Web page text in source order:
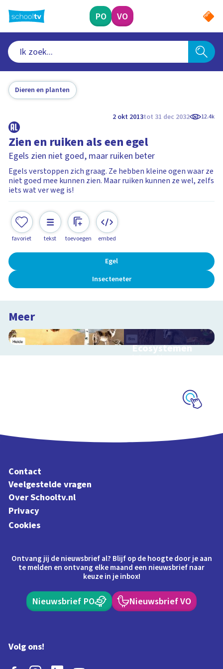
naar
hoofdinhoud
PO VO
Dieren en planten
2 okt 2013tot 31 dec 2032 12.4k
Zien en ruiken als een egel
Egels zien niet goed, maar ruiken beter
Egels verstoppen zich graag. Ze hebben kleine ogen waar ze
niet goed mee kunnen zien. Maar ruiken kunnen ze wel, zelfs
iets wat ver weg is!
favoriet tekst toevoegen embed
Egel
Insecteneter
Meer
Ecosystemen
Interactieve
Contact
Veelgestelde vragen
Over Schooltv.nl
Privacy
Cookies
Ontvang jij de nieuwsbrief al? Blijf op de hoogte door je aan
te melden en ontvang elke maand een nieuwsbrief naar
keuze in je inbox!
Nieuwsbrief PO Nieuwsbrief VO
Volg ons!